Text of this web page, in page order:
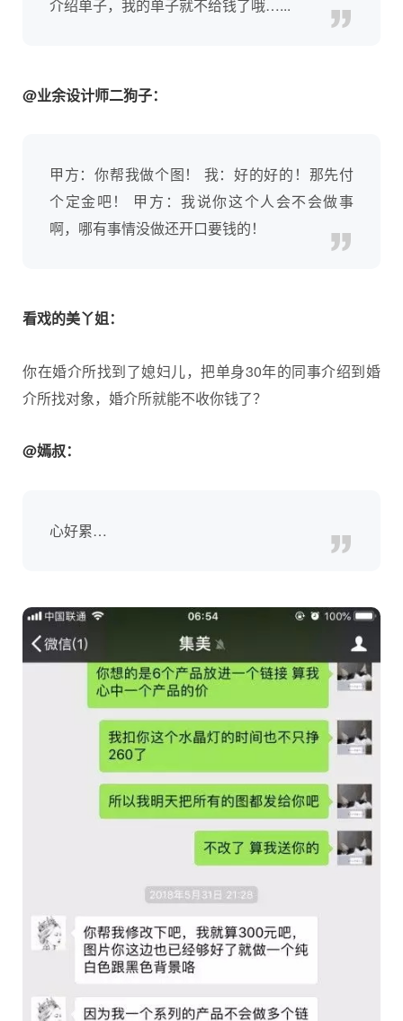
介绍单子，我的单子就不给钱了哦…...
@业余设计师二狗子：
甲方：你帮我做个图！ 我：好的好的！那先付
个定金吧！ 甲方：我说你这个人会不会做事
啊，哪有事情没做还开口要钱的！
看戏的美丫姐：
你在婚介所找到了媳妇儿，把单身30年的同事介绍到婚
介所找对象，婚介所就能不收你钱了？
@嫣叔：
心好累…